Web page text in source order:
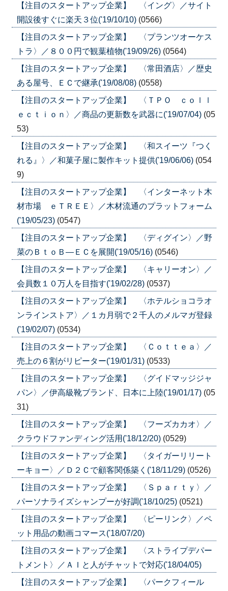
【注目のスタートアップ企業】 〈イング〉／サイト
開設後すぐに楽天３位('19/10/10) (0566)
【注目のスタートアップ企業】 〈プランツオーケス
トラ〉／８００円で観葉植物('19/09/26) (0564)
【注目のスタートアップ企業】 〈常田酒店〉／歴史
ある屋号、ＥＣで継承('19/08/08) (0558)
【注目のスタートアップ企業】 〈ＴＰＯ ｃｏｌｌ
ｅｃｔｉｏｎ〉／商品の更新数を武器に('19/07/04) (05
53)
【注目のスタートアップ企業】 〈和スイーツ『つく
れる』〉／和菓子屋に製作キット提供('19/06/06) (054
9)
【注目のスタートアップ企業】 〈インターネット木
材市場 ｅＴＲＥＥ〉／木材流通のプラットフォーム
('19/05/23) (0547)
【注目のスタートアップ企業】 〈ディグイン〉／野
菜のＢｔｏＢ―ＥＣを展開('19/05/16) (0546)
【注目のスタートアップ企業】 〈キャリーオン〉／
会員数１０万人を目指す('19/02/28) (0537)
【注目のスタートアップ企業】 〈ホテルショコラオ
ンラインストア〉／１カ月弱で２千人のメルマガ登録
('19/02/07) (0534)
【注目のスタートアップ企業】 〈Ｃｏｔｔｅａ〉／
売上の６割がリピーター('19/01/31) (0533)
【注目のスタートアップ企業】 〈グイドマッジジャ
パン〉／伊高級靴ブランド、日本に上陸('19/01/17) (05
31)
【注目のスタートアップ企業】 〈フーズカカオ〉／
クラウドファンディング活用('18/12/20) (0529)
【注目のスタートアップ企業】 〈タイガーリリート
ーキョー〉／Ｄ２Ｃで顧客関係築く('18/11/29) (0526)
【注目のスタートアップ企業】 〈Ｓｐａｒｔｙ〉／
パーソナライズシャンプーが好調('18/10/25) (0521)
【注目のスタートアップ企業】 〈ピーリンク〉／ペ
ット用品の動画コマース('18/07/20)
【注目のスタートアップ企業】 〈ストライプデパー
トメント〉／ＡＩと人がチャットで対応('18/04/05)
【注目のスタートアップ企業】 〈パークフィール